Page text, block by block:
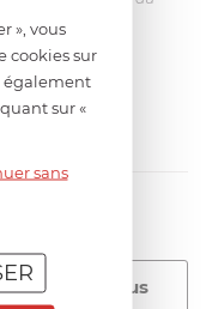
...»
», vous
cookies sur
également
sur «
sans